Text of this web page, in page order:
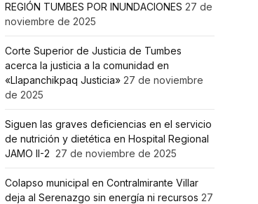
REGIÓN TUMBES POR INUNDACIONES 27 de
noviembre de 2025
Corte Superior de Justicia de Tumbes
acerca la justicia a la comunidad en
«Llapanchikpaq Justicia» 27 de noviembre
de 2025
Siguen las graves deficiencias en el servicio
de nutrición y dietética en Hospital Regional
JAMO II-2 27 de noviembre de 2025
Colapso municipal en Contralmirante Villar
deja al Serenazgo sin energía ni recursos 27